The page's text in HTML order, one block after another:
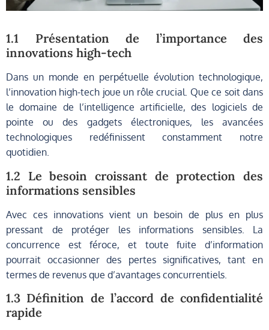
1.1 Présentation de l’importance des
innovations high-tech
Dans un monde en perpétuelle évolution technologique,
l’innovation high-tech joue un rôle crucial. Que ce soit dans
le domaine de l’intelligence artificielle, des logiciels de
pointe ou des gadgets électroniques, les avancées
technologiques redéfinissent constamment notre
quotidien.
1.2 Le besoin croissant de protection des
informations sensibles
Avec ces innovations vient un besoin de plus en plus
pressant de protéger les informations sensibles. La
concurrence est féroce, et toute fuite d’information
pourrait occasionner des pertes significatives, tant en
termes de revenus que d’avantages concurrentiels.
1.3 Définition de l’accord de confidentialité
rapide